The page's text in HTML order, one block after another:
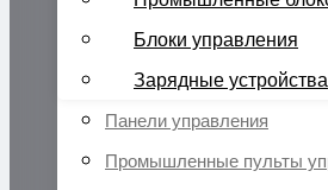
Блоки управления
Зарядные устройства
Панели управления
Промышленные пульты